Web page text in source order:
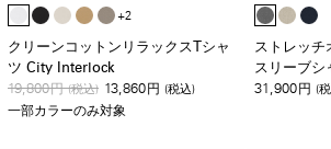
+2
クリーンコットンリラックスTシャ
ツ City Interlock
19,800円(税込) 13,860 円 (税込)
一部カラーのみ対象
ストレッチ
スリーブ
31,900 円 (